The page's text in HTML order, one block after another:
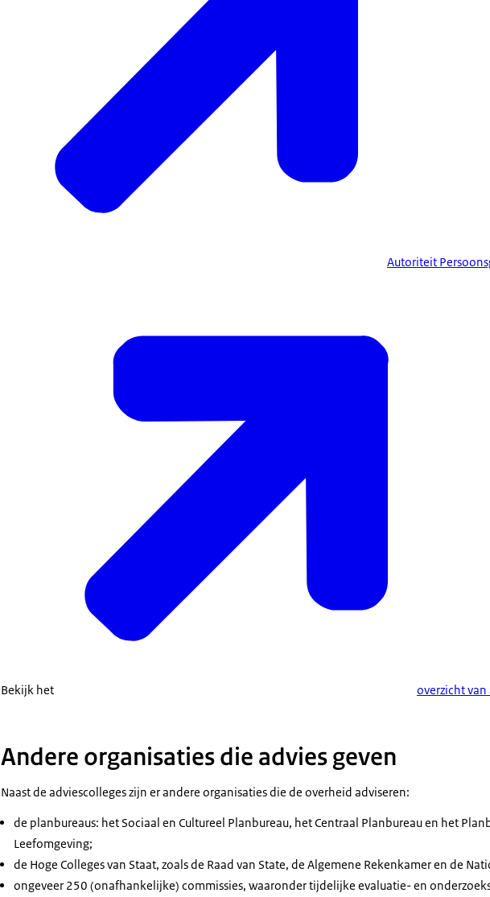
Autoriteit
Bekijk het overzicht
Andere organisaties die advies geven
Naast de adviescolleges zijn er andere organisaties die de overheid adviseren:
de planbureaus: het Sociaal en Cultureel Planbureau, het Centraal Planbureau en het
Leefomgeving;
de Hoge Colleges van Staat, zoals de Raad van State, de Algemene Rekenkamer en de
ongeveer 250 (onafhankelijke) commissies, waaronder tijdelijke evaluatie- en